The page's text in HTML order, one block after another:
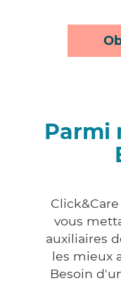
Parmi
vous
auxiliaires
les mieux
Besoin